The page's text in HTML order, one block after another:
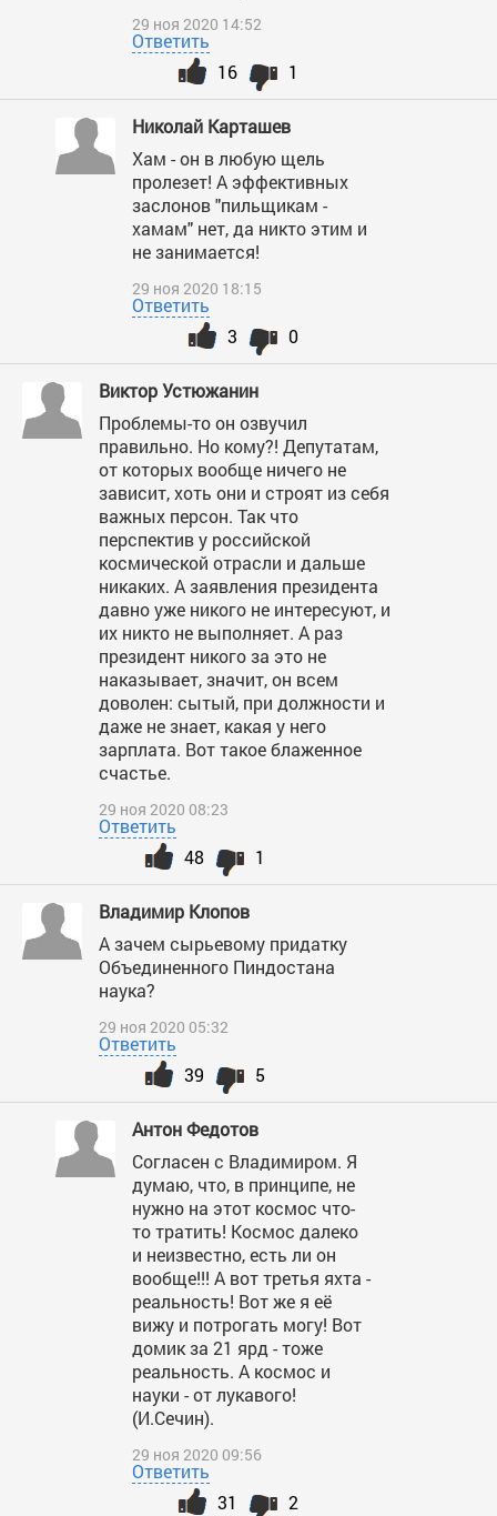
29 ноя 2020 14:52
Ответить
1
16
Николай Карташев
Хам - он в любую щель
пролезет! А эффективных
заслонов "пильщикам -
хамам" нет, да никто этим и
не занимается!
29 ноя 2020 18:15
Ответить
0
3
Виктор Устюжанин
Проблемы-то он озвучил
правильно. Но кому?! Депутатам,
от которых вообще ничего не
зависит, хоть они и строят из себя
важных персон. Так что
перспектив у российской
космической отрасли и дальше
никаких. А заявления президента
давно уже никого не интересуют, и
их никто не выполняет. А раз
президент никого за это не
наказывает, значит, он всем
доволен: сытый, при должности и
даже не знает, какая у него
зарплата. Вот такое блаженное
счастье.
29 ноя 2020 08:23
Ответить
1
48
Владимир Клопов
А зачем сырьевому придатку
Объединенного Пиндостана
наука?
29 ноя 2020 05:32
Ответить
5
39
Антон Федотов
Согласен с Владимиром. Я
думаю, что, в принципе, не
нужно на этот космос что-
то тратить! Космос далеко
и неизвестно, есть ли он
вообще!!! А вот третья яхта -
реальность! Вот же я её
вижу и потрогать могу! Вот
домик за 21 ярд - тоже
реальность. А космос и
науки - от лукавого!
(И.Сечин).
29 ноя 2020 09:56
Ответить
2
31